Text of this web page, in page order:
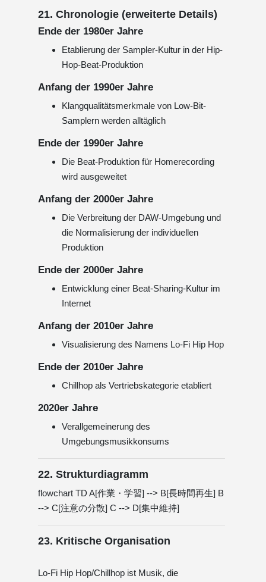
21. Chronologie (erweiterte Details)
Ende der 1980er Jahre
Etablierung der Sampler-Kultur in der Hip-
Hop-Beat-Produktion
Anfang der 1990er Jahre
Klangqualitätsmerkmale von Low-Bit-
Samplern werden alltäglich
Ende der 1990er Jahre
Die Beat-Produktion für Homerecording
wird ausgeweitet
Anfang der 2000er Jahre
Die Verbreitung der DAW-Umgebung und
die Normalisierung der individuellen
Produktion
Ende der 2000er Jahre
Entwicklung einer Beat-Sharing-Kultur im
Internet
Anfang der 2010er Jahre
Visualisierung des Namens Lo-Fi Hip Hop
Ende der 2010er Jahre
Chillhop als Vertriebskategorie etabliert
2020er Jahre
Verallgemeinerung des
Umgebungsmusikkonsums
22. Strukturdiagramm
flowchart TD A[作業・学習] --> B[長時間再生] B
--> C[注意の分散] C --> D[集中維持]
23. Kritische Organisation
Lo-Fi Hip Hop/Chillhop ist Musik, die